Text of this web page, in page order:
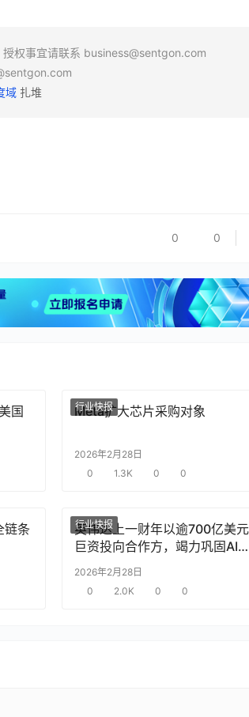
权事宜请联系 business@sentgon.com
域扎堆
0 0
国
行业快报
Meta扩大芯片采购对象
2026年2月28日
0
1.3K 0 0
链条
行业快报
英伟达上一财年以逾700亿美元
巨资投向合作方，竭力巩固AI芯
片需求
2026年2月28日
0
2.0K 0 0